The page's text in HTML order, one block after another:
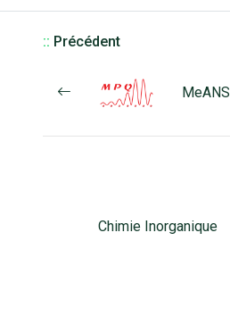
:: Précédent
MeANS
Chimie Inorganique